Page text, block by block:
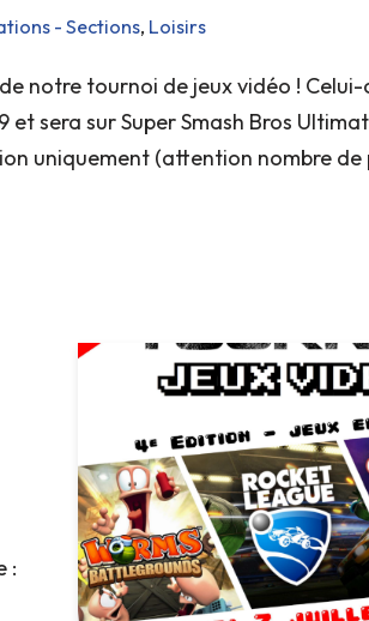
- Sections, Loisirs
notre tournoi de jeux vidéo ! Celui-
et sera sur Super Smash Bros
uniquement (attention nombre de
: